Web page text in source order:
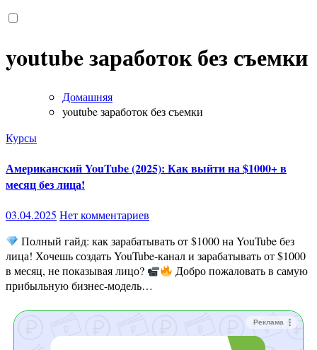
youtube заработок без съемки
Домашняя
youtube заработок без съемки
Курсы
Американский YouTube (2025): Как выйти на $1000+ в
месяц без лица!
03.04.2025 Нет комментариев
Полный гайд: как зарабатывать от $1000 на YouTube без
лица! Хочешь создать YouTube-канал и зарабатывать от $1000
в месяц, не показывая лицо?
Добро пожаловать в самую
прибыльную бизнес-модель…
Реклама